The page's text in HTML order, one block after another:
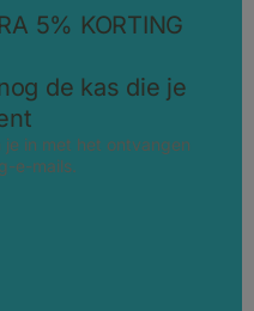
m2 tot 30 m2